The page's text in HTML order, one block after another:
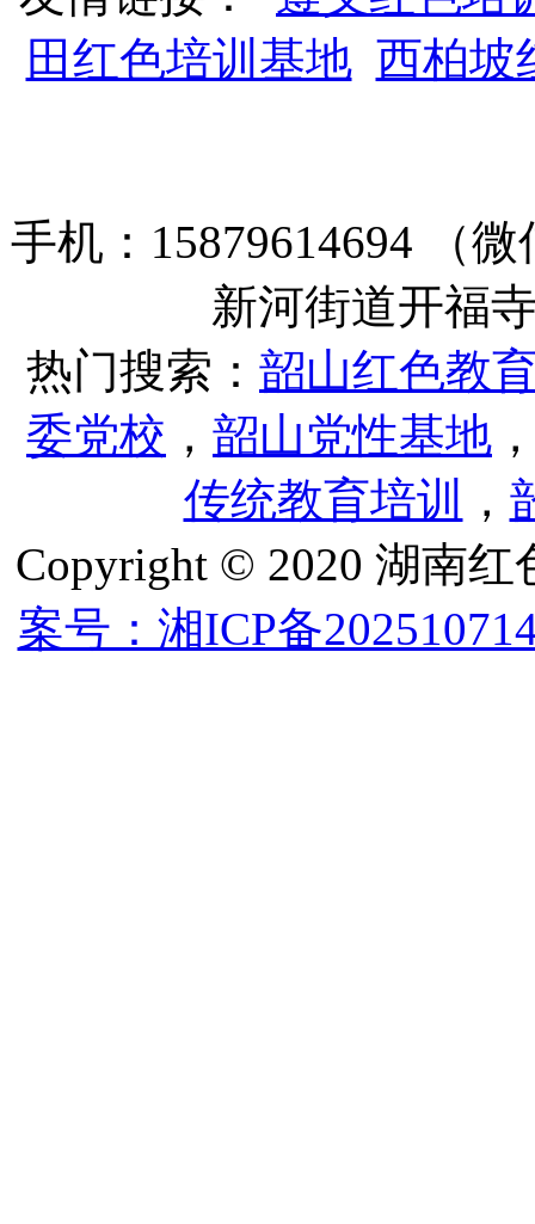
田红色培训基地 西柏坡
手机：15879614694 （
新河街道开福
热门搜索： 韶山红色教
委党校 ， 韶山党性基地
传统教育培训
，
Copyright © 2020 湖南
案号：湘ICP备